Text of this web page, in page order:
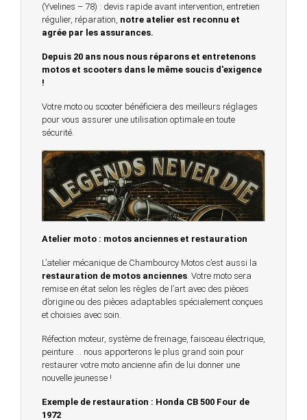
(Yvelines – 78) : devis rapide avant intervention, entretien
régulier, réparation, notre atelier est reconnu et
agrée par les assurances.
Depuis 20 ans nous nous réparons et entretenons
motos et scooters dans le même soucis d'exigence
!
Votre moto ou scooter bénéficiera des meilleurs réglages
pour vous assurer une utilisation optimale en toute
sécurité.
Atelier moto : motos anciennes et restauration
L’atelier mécanique de Chambourcy Motos c’est aussi la
restauration de motos anciennes. Votre moto sera
remise en état selon les règles de l’art avec des pièces
d’origine ou des pièces adaptables spécialement conçues
et choisies avec soin.
Réfection moteur, système de freinage, faisceau électrique,
peinture … nous apporterons le plus grand soin pour
restaurer votre moto ancienne afin de lui donner une
nouvelle jeunesse !
Exemple de restauration : Honda CB 500 Four de
1972
© 2023 -Chambourcy Motos 78 - 7bis chemin de la
Garage Motos et Scooters depuis 20 ans à votre
service entre Saint Germain en Laye et Poissy
Achat de motos et scooters - Dépôt vente - Réparation
- Concessionnaire Voge - Concessionnaire
Multimarques
Un site manufacturé avec passion parRedwood,
agence conseil en communication digitale